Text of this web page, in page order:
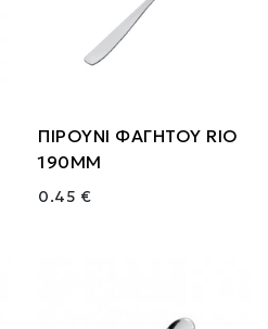
ΠΙΡΟΥΝΙ ΦΑΓΗΤΟΥ RIO
190MM
0.45 €